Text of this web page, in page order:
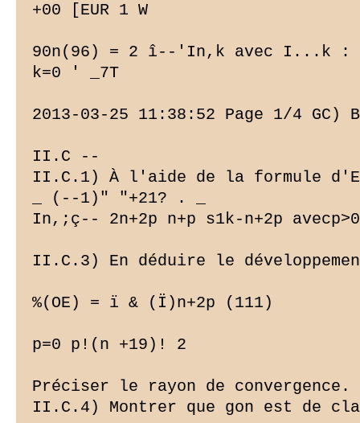
+00 [EUR 1 W
90n(96) = 2 î--'In,k avec I...k :
k=0 ' _7T
2013-03-25 11:38:52 Page 1/4 GC)
II.C --
II.C.1) À l'aide de la formule
_ (--1)" "+21? . _
In,;ç-- 2n+2p n+p s1k-n+2p avecp>0
II.C.3) En déduire le
%(OE) = ï & (Ï)n+2p (111)
p=0 p!(n +19)! 2
Préciser le rayon de convergence.
II.C.4) Montrer que gon est de